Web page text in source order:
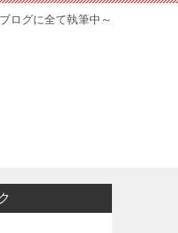
ログに全て執筆中～